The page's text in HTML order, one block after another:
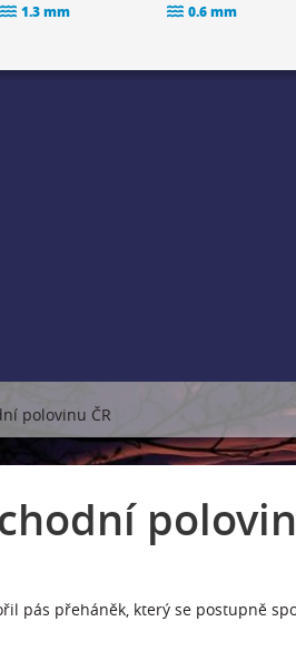
1.3 mm
0.6 mm
polovinu ČR
pás přeháněk, který se postupně